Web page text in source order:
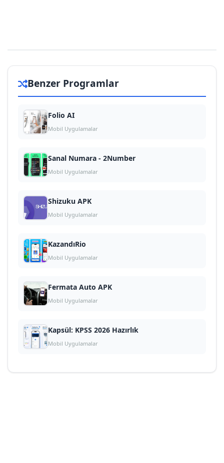
Benzer Programlar
Folio AI
Mobil Uygulamalar
Sanal Numara - 2Number
Mobil Uygulamalar
Shizuku APK
Mobil Uygulamalar
KazandıRio
Mobil Uygulamalar
Fermata Auto APK
Mobil Uygulamalar
Kapsül: KPSS 2026 Hazırlık
Mobil Uygulamalar